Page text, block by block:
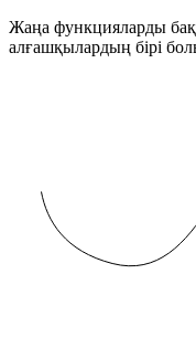
Жаңа функцияларды
алғашқылардың бірі